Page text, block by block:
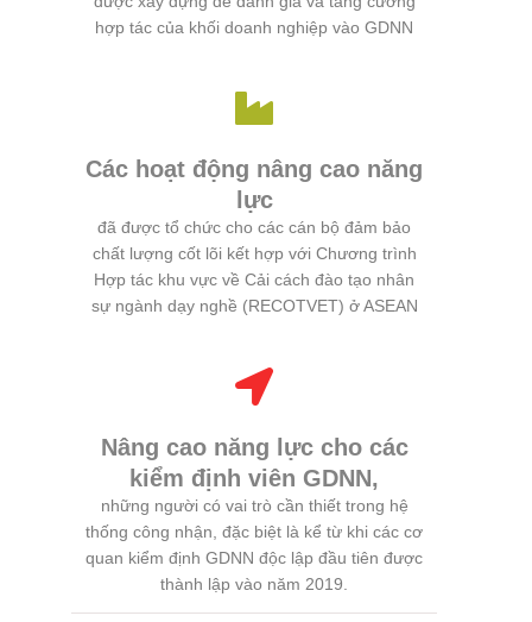
hợp tác của khối doanh nghiệp vào GDNN
Các hoạt động nâng cao năng
lực
đã được tổ chức cho các cán bộ đảm bảo
chất lượng cốt lõi kết hợp với Chương trình
Hợp tác khu vực về Cải cách đào tạo nhân
sự ngành dạy nghề (RECOTVET) ở ASEAN
Nâng cao năng lực cho các
kiểm định viên GDNN,
những người có vai trò cần thiết trong hệ
thống công nhận, đặc biệt là kể từ khi các cơ
quan kiểm định GDNN độc lập đầu tiên được
thành lập vào năm 2019.